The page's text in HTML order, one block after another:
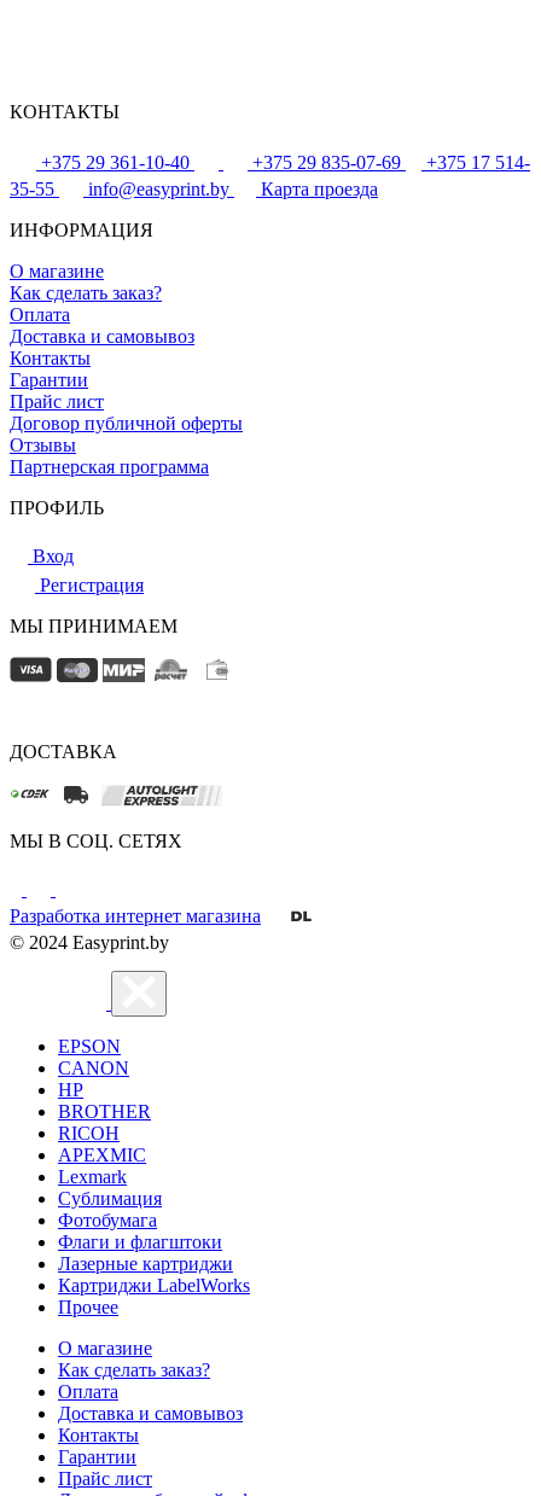
КОНТАКТЫ
+375 29 361-10-40 +375 29 835-07-69
+375 17 514-
35-55
info@easyprint.by
Карта проезда
ИНФОРМАЦИЯ
О магазине
Как сделать заказ?
Оплата
Доставка и самовывоз
Контакты
Гарантии
Прайс лист
Договор публичной оферты
Отзывы
Партнерская программа
ПРОФИЛЬ
Вход
Регистрация
МЫ ПРИНИМАЕМ
ДОСТАВКА
МЫ В СОЦ. СЕТЯХ
Разработка интернет магазина
© 2024 Easyprint.by
EPSON
CANON
HP
BROTHER
RICOH
APEXMIC
Lexmark
Сублимация
Фотобумага
Флаги и флагштоки
Лазерные картриджи
Картриджи LabelWorks
Прочее
О магазине
Как сделать заказ?
Оплата
Доставка и самовывоз
Контакты
Гарантии
Прайс лист